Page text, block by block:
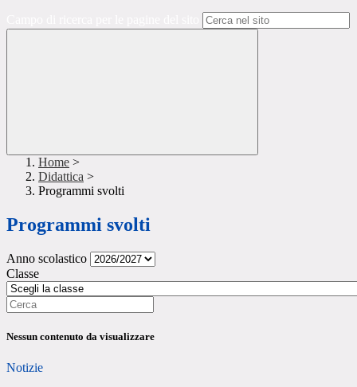
Home >
Didattica >
Programmi svolti
Programmi svolti
Anno scolastico
Classe
Nessun contenuto da visualizzare
Notizie